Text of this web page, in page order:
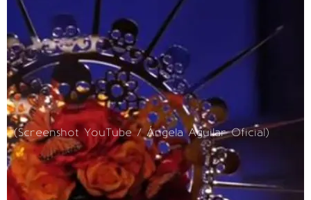
(Screenshot YouTube / Ángela Aguilar Oficial)